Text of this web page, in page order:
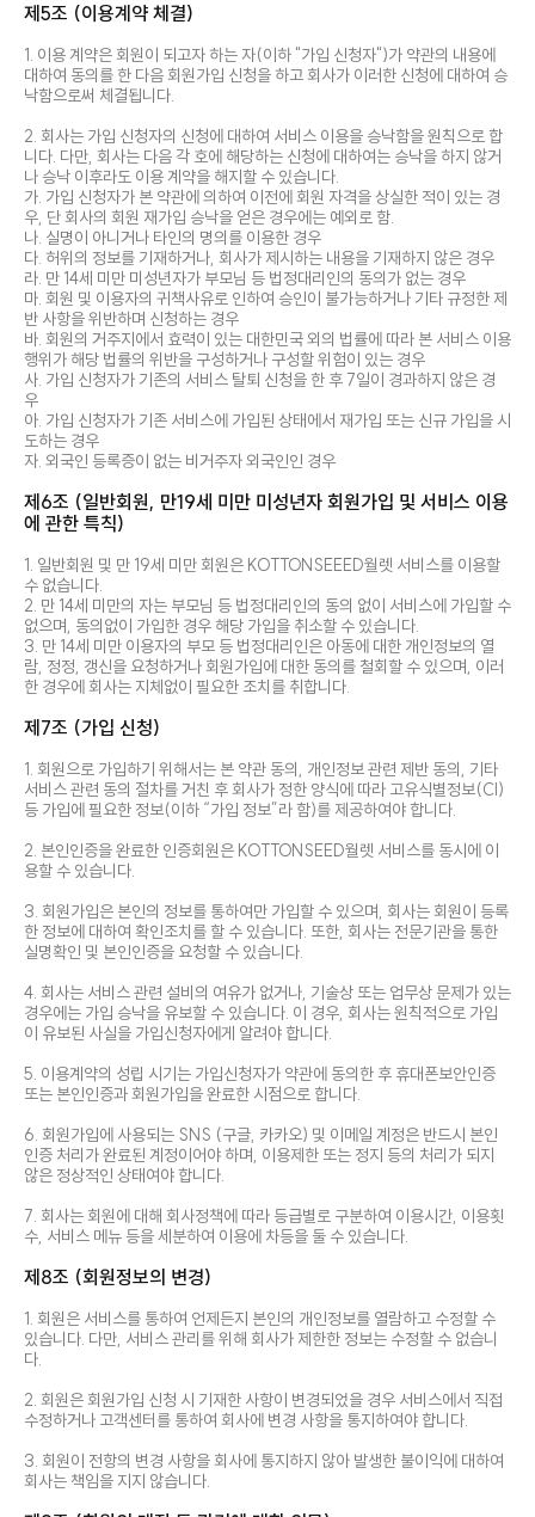
제5조 (이용계약 체결)
1. 이용 계약은 회원이 되고자 하는 자(이하 "가입 신청자")가 약관의 내용에
대하여 동의를 한 다음 회원가입 신청을 하고 회사가 이러한 신청에 대하여 승
낙함으로써 체결됩니다.
2. 회사는 가입 신청자의 신청에 대하여 서비스 이용을 승낙함을 원칙으로 합
니다. 다만, 회사는 다음 각 호에 해당하는 신청에 대하여는 승낙을 하지 않거
나 승낙 이후라도 이용 계약을 해지할 수 있습니다.
가. 가입 신청자가 본 약관에 의하여 이전에 회원 자격을 상실한 적이 있는 경
우, 단 회사의 회원 재가입 승낙을 얻은 경우에는 예외로 함.
나. 실명이 아니거나 타인의 명의를 이용한 경우
다. 허위의 정보를 기재하거나, 회사가 제시하는 내용을 기재하지 않은 경우
라. 만 14세 미만 미성년자가 부모님 등 법정대리인의 동의가 없는 경우
마. 회원 및 이용자의 귀책사유로 인하여 승인이 불가능하거나 기타 규정한 제
반 사항을 위반하며 신청하는 경우
바. 회원의 거주지에서 효력이 있는 대한민국 외의 법률에 따라 본 서비스 이용
행위가 해당 법률의 위반을 구성하거나 구성할 위험이 있는 경우
사. 가입 신청자가 기존의 서비스 탈퇴 신청을 한 후 7일이 경과하지 않은 경
우
아. 가입 신청자가 기존 서비스에 가입된 상태에서 재가입 또는 신규 가입을 시
도하는 경우
자. 외국인 등록증이 없는 비거주자 외국인인 경우
제6조 (일반회원, 만19세 미만 미성년자 회원가입 및 서비스 이용
에 관한 특칙)
1. 일반회원 및 만 19세 미만 회원은 KOTTONSEEED월렛 서비스를 이용할
수 없습니다.
2. 만 14세 미만의 자는 부모님 등 법정대리인의 동의 없이 서비스에 가입할 수
없으며, 동의없이 가입한 경우 해당 가입을 취소할 수 있습니다.
3. 만 14세 미만 이용자의 부모 등 법정대리인은 아동에 대한 개인정보의 열
람, 정정, 갱신을 요청하거나 회원가입에 대한 동의를 철회할 수 있으며, 이러
한 경우에 회사는 지체없이 필요한 조치를 취합니다.
제7조 (가입 신청)
1. 회원으로 가입하기 위해서는 본 약관 동의, 개인정보 관련 제반 동의, 기타
서비스 관련 동의 절차를 거친 후 회사가 정한 양식에 따라 고유식별정보(CI)
등 가입에 필요한 정보(이하 “가입 정보”라 함)를 제공하여야 합니다.
2. 본인인증을 완료한 인증회원은 KOTTONSEED월렛 서비스를 동시에 이
용할 수 있습니다.
3. 회원가입은 본인의 정보를 통하여만 가입할 수 있으며, 회사는 회원이 등록
한 정보에 대하여 확인조치를 할 수 있습니다. 또한, 회사는 전문기관을 통한
실명확인 및 본인인증을 요청할 수 있습니다.
4. 회사는 서비스 관련 설비의 여유가 없거나, 기술상 또는 업무상 문제가 있는
경우에는 가입 승낙을 유보할 수 있습니다. 이 경우, 회사는 원칙적으로 가입
이 유보된 사실을 가입신청자에게 알려야 합니다.
5. 이용계약의 성립 시기는 가입신청자가 약관에 동의한 후 휴대폰보안인증
또는 본인인증과 회원가입을 완료한 시점으로 합니다.
6. 회원가입에 사용되는 SNS (구글, 카카오) 및 이메일 계정은 반드시 본인
인증 처리가 완료된 계정이어야 하며, 이용제한 또는 정지 등의 처리가 되지
않은 정상적인 상태여야 합니다.
7. 회사는 회원에 대해 회사정책에 따라 등급별로 구분하여 이용시간, 이용횟
수, 서비스 메뉴 등을 세분하여 이용에 차등을 둘 수 있습니다.
제8조 (회원정보의 변경)
1. 회원은 서비스를 통하여 언제든지 본인의 개인정보를 열람하고 수정할 수
있습니다. 다만, 서비스 관리를 위해 회사가 제한한 정보는 수정할 수 없습니
다.
2. 회원은 회원가입 신청 시 기재한 사항이 변경되었을 경우 서비스에서 직접
수정하거나 고객센터를 통하여 회사에 변경 사항을 통지하여야 합니다.
3. 회원이 전항의 변경 사항을 회사에 통지하지 않아 발생한 불이익에 대하여
회사는 책임을 지지 않습니다.